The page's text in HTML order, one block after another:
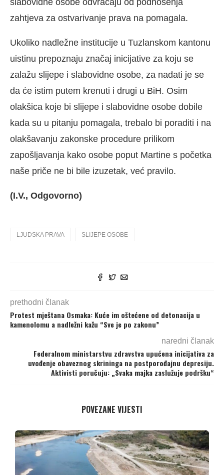
zahtjeva za ostvarivanje prava na pomagala.
Ukoliko nadležne institucije u Tuzlanskom kantonu
uistinu prepoznaju značaj inicijative za koju se
zalažu slijepe i slabovidne osobe, za nadati je se
da će istim putem krenuti i drugi u BiH. Osim
olakšica koje bi slijepe i slabovidne osobe dobile
kada su u pitanju pomagala, trebalo bi poraditi i na
olakšavanju zakonske procedure prilikom
zapošljavanja kako osobe poput Martine s početka
naše priče ne bi bile izuzetak, već pravilo.
(I.V., Odgovorno)
LJUDSKA PRAVA SLIJEPE OSOBE
prethodni članak
Protest mještana Osmaka: Kuće im oštećene od detonacija u
kamenolomu a nadležni kažu “Sve je po zakonu”
naredni članak
Federalnom ministarstvu zdravstva upućena inicijativa za
uvođenje obaveznog skrininga na postporođajnu depresiju.
Aktivisti poručuju: „Svaka majka zaslužuje podršku“
POVEZANE VIJESTI